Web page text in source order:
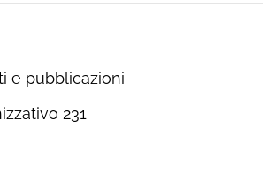
e pubblicazioni
231